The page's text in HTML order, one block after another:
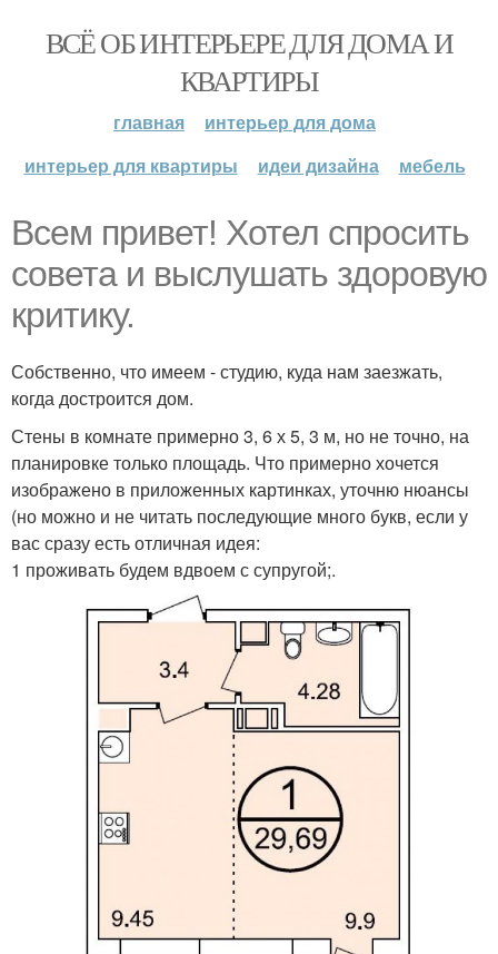
ВСЁ ОБ ИНТЕРЬЕРЕ ДЛЯ ДОМА И
КВАРТИРЫ
главная
интерьер для дома
интерьер для квартиры
идеи дизайна мебель
Всем привет! Хотел спросить
совета и выслушать здоровую
критику.
Собственно, что имеем - студию, куда нам заезжать,
когда достроится дом.
Стены в комнате примерно 3, 6 х 5, 3 м, но не точно, на
планировке только площадь. Что примерно хочется
изображено в приложенных картинках, уточню нюансы
(но можно и не читать последующие много букв, если у
вас сразу есть отличная идея:
1 проживать будем вдвоем с супругой;.